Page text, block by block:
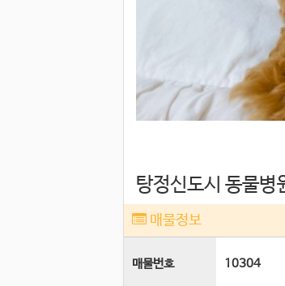
탕정신도시 동물
매물정보
매물번호 10304